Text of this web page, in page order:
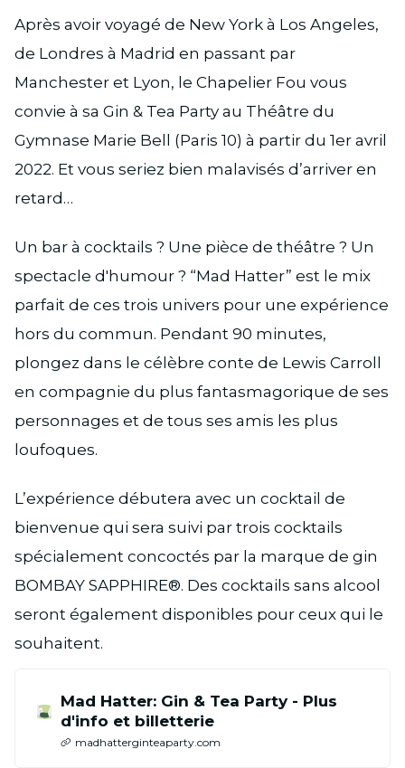
Après avoir voyagé de New York à Los Angeles,
de Londres à Madrid en passant par
Manchester et Lyon, le Chapelier Fou vous
convie à sa Gin & Tea Party au Théâtre du
Gymnase Marie Bell (Paris 10) à partir du 1er avril
2022. Et vous seriez bien malavisés d’arriver en
retard…
Un bar à cocktails ? Une pièce de théâtre ? Un
spectacle d'humour ? “Mad Hatter” est le mix
parfait de ces trois univers pour une expérience
hors du commun. Pendant 90 minutes,
plongez dans le célèbre conte de Lewis Carroll
en compagnie du plus fantasmagorique de ses
personnages et de tous ses amis les plus
loufoques.
L’expérience débutera avec un cocktail de
bienvenue qui sera suivi par trois cocktails
spécialement concoctés par la marque de gin
BOMBAY SAPPHIRE®. Des cocktails sans alcool
seront également disponibles pour ceux qui le
souhaitent.
Mad Hatter: Gin & Tea Party - Plus
d'info et billetterie
madhatterginteaparty.com